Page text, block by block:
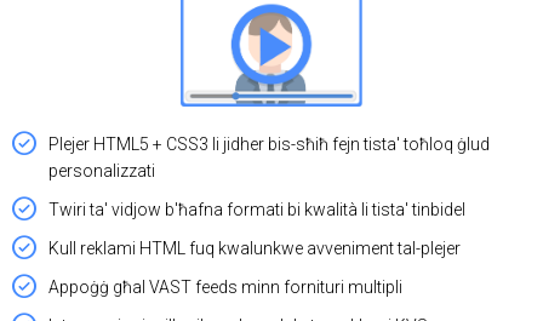
Plejer HTML5 + CSS3 li jidher bis-sħiħ fejn tista' toħloq ġlud
personalizzati
Twiri ta' vidjow b'ħafna formati bi kwalità li tista' tinbidel
Kull reklami HTML fuq kwalunkwe avveniment tal-plejer
Appoġġ għal VAST feeds minn fornituri multipli